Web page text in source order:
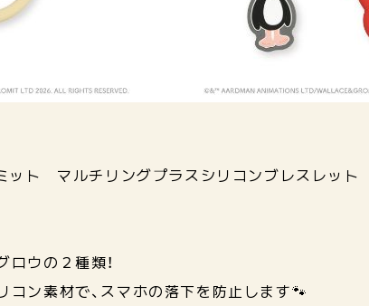
ット マルチリングプラスシリコンブレスレット
ウの２種類！
ン素材で、スマホの落下を防止します🐾